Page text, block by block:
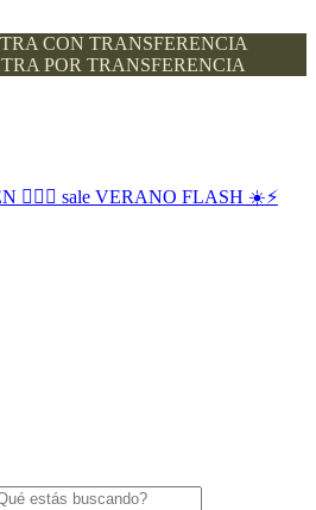
CON TRANSFERENCIA
POR TRANSFERENCIA
🙋🏽‍♂️ sale VERANO FLASH ☀️⚡️